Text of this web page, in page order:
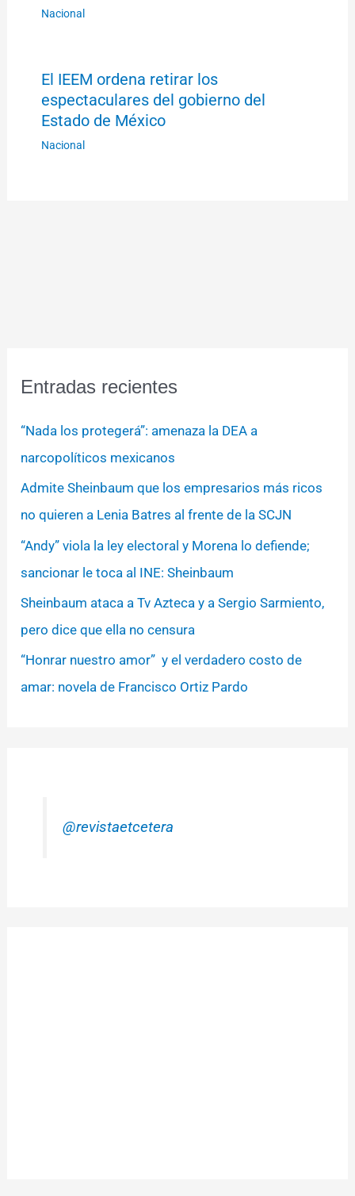
Nacional
El IEEM ordena retirar los
espectaculares del gobierno del
Estado de México
Nacional
Entradas recientes
“Nada los protegerá”: amenaza la DEA a
narcopolíticos mexicanos
Admite Sheinbaum que los empresarios más ricos
no quieren a Lenia Batres al frente de la SCJN
“Andy” viola la ley electoral y Morena lo defiende;
sancionar le toca al INE: Sheinbaum
Sheinbaum ataca a Tv Azteca y a Sergio Sarmiento,
pero dice que ella no censura
“Honrar nuestro amor” y el verdadero costo de
amar: novela de Francisco Ortiz Pardo
@revistaetcetera